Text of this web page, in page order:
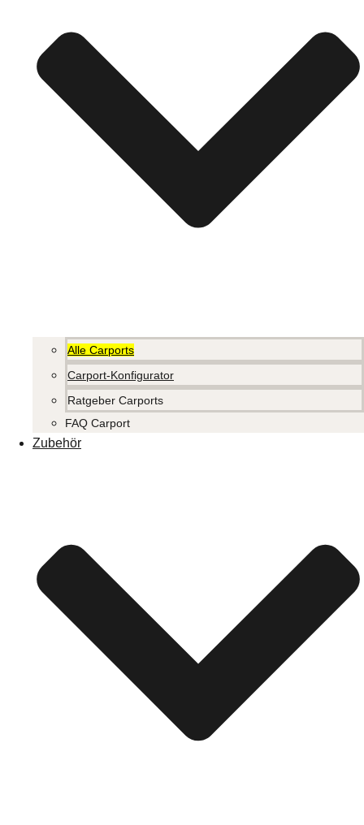
Alle Carports
Carport-Konfigurator
Ratgeber Carports
FAQ Carport
Zubehör